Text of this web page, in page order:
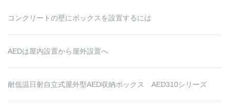
コンクリートの壁にボックスを設置するには
AEDは屋内設置から屋外設置へ
耐低温日射自立式屋外型AED収納ボックス AED310シリーズ